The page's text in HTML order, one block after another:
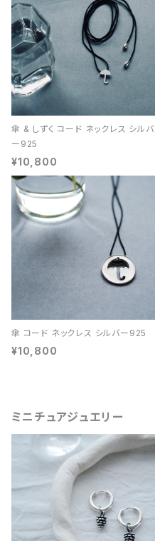
傘 & しずく コード ネックレス シルバ
ー925
¥10,800
傘 コード ネックレス シルバー925
¥10,800
ミニチュアジュエリー